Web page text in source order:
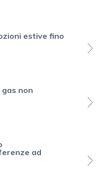
estive fino
non
ad